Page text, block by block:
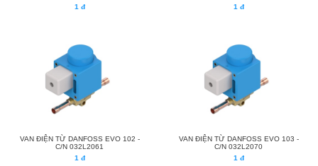
1 đ
1 đ
VAN ĐIỆN TỪ DANFOSS EVO 102 -
C/N 032L2061
1 đ
VAN ĐIỆN TỪ DANFOSS EVO 103 -
C/N 032L2070
1 đ